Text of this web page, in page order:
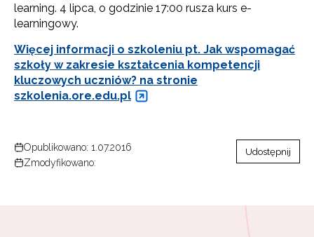
learning. 4 lipca, o godzinie 17:00 rusza kurs e-
learningowy.
Więcej informacji o szkoleniu pt. Jak wspomagać
szkoły w zakresie kształcenia kompetencji
kluczowych uczniów? na stronie
szkolenia.ore.edu.pl
Opublikowano: 1.07.2016
Zmodyfikowano:
Udostępnij